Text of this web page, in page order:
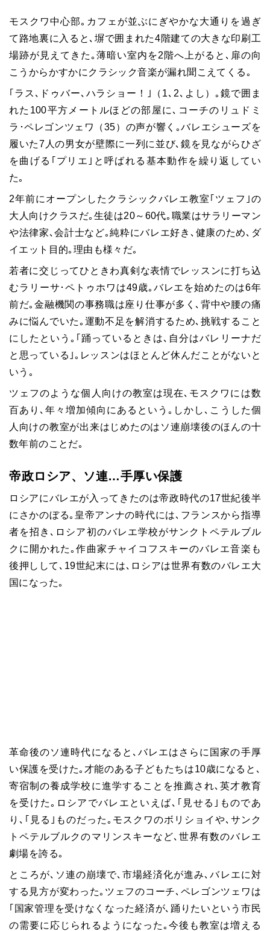
モスクワ中心部｡カフェが並ぶにぎやかな大通りを過ぎ
て路地裏に入ると､塀で囲まれた4階建ての大きな印刷工
場跡が見えてきた｡薄暗い室内を2階へ上がると､扉の向
こうからかすかにクラシック音楽が漏れ聞こえてくる｡
｢ラス､ドゥバー､ハラショー！｣（1､2､よし）｡鏡で囲ま
れた100平方メートルほどの部屋に､コーチのリュドミ
ラ･ペレゴンツェワ（35）の声が響く｡バレエシューズを
履いた7人の男女が壁際に一列に並び､鏡を見ながらひざ
を曲げる｢プリエ｣と呼ばれる基本動作を繰り返してい
た｡
2年前にオープンしたクラシックバレエ教室｢ツェフ｣の
大人向けクラスだ｡生徒は20～60代｡職業はサラリーマン
や法律家､会計士など｡純粋にバレエ好き､健康のため､ダ
イエット目的｡理由も様々だ｡
若者に交じってひときわ真剣な表情でレッスンに打ち込
むラリーサ･ペトゥホワは49歳｡バレエを始めたのは6年
前だ｡金融機関の事務職は座り仕事が多く､背中や腰の痛
みに悩んでいた｡運動不足を解消するため､挑戦すること
にしたという｡｢踊っているときは､自分はバレリーナだ
と思っている｣｡レッスンはほとんど休んだことがないと
いう｡
ツェフのような個人向けの教室は現在､モスクワには数
百あり､年々増加傾向にあるという｡しかし､こうした個
人向けの教室が出来はじめたのはソ連崩壊後のほんの十
数年前のことだ｡
帝政ロシア、ソ連…手厚い保護
ロシアにバレエが入ってきたのは帝政時代の17世紀後半
にさかのぼる｡皇帝アンナの時代には､フランスから指導
者を招き､ロシア初のバレエ学校がサンクトペテルブル
クに開かれた｡作曲家チャイコフスキーのバレエ音楽も
後押しして､19世紀末には､ロシアは世界有数のバレエ大
国になった｡
革命後のソ連時代になると､バレエはさらに国家の手厚
い保護を受けた｡才能のある子どもたちは10歳になると､
寄宿制の養成学校に進学することを推薦され､英才教育
を受けた｡ロシアでバレエといえば､｢見せる｣ものであ
り､｢見る｣ものだった｡モスクワのボリショイや､サンク
トペテルブルクのマリンスキーなど､世界有数のバレエ
劇場を誇る｡
ところが､ソ連の崩壊で､市場経済化が進み､バレエに対
する見方が変わった｡ツェフのコーチ､ペレゴンツェワは
｢国家管理を受けなくなった経済が､踊りたいという市民
の需要に応じられるようになった｡今後も教室は増える